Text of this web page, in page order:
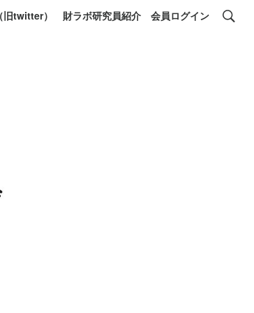
旧twitter） 財ラボ研究員紹介 会員ログイン